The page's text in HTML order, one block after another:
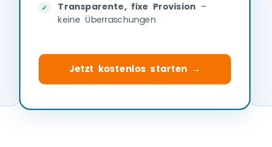
Transparente, fixe Provision –
keine Überraschungen
Jetzt kostenlos starten →